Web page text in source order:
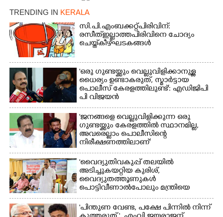
TRENDING IN KERALA
സി.പി.എം ബക്കറ്റ് പിരിവിന്:
രസീത് ഇല്ലാത്ത പിരിവിനെ ചോദ്യം
ചെയ്ത് കീഴ്ഘടകങ്ങൾ
'ഒരു ഗുണ്ടയ്ക്കും വെല്ലുവിളിക്കാനുള്ള
ധൈര്യം ഉണ്ടാകരുത്, സ്മാർട്ടായ
പൊലീസ് കേരളത്തിലുണ്ട്': എഡിജിപി
പി വിജയൻ
'ജനങ്ങളെ വെല്ലുവിളിക്കുന്ന ഒരു
ഗുണ്ടയ്ക്കും കേരളത്തിൽ സ്ഥാനമില്ല,​
അവരെല്ലാം പൊലീസിന്റെ
നിരീക്ഷണത്തിലാണ്'
'വൈദ്യുതിവകുപ്പ് തലയിൽ
അടിച്ചുകയറ്റിയ കുരിശ്‌,
വൈദ്യുതത്തൂണുകൾ
പൊട്ടിവീണാൽപോലും മന്ത്രിയെ
വിളിക്കുന്ന കാലമാണിത്'
"പിന്തുണ വേണ്ട,​ പക്ഷേ പിന്നിൽ നിന്ന്